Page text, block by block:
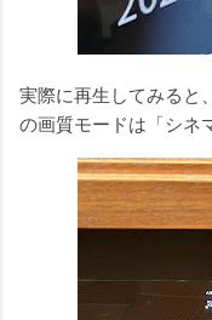
実際に再生してみると
の画質モードは「シネ